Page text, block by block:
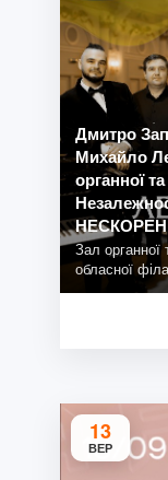
Дмитро
Михайло
органної
Зал органної
обласної
13
ВЕР